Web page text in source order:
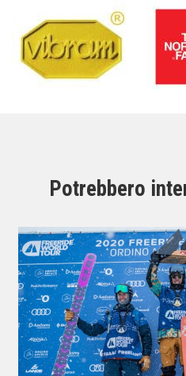
Potrebbero